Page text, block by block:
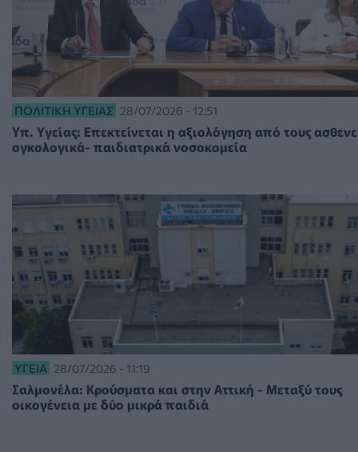
ΠΟΛΙΤΙΚΉ ΥΓΕΊΑΣ 28/07/2026 - 12:51
Υπ. Υγείας: Επεκτείνεται η αξιολόγηση από τους
ογκολογικά- παιδιατρικά νοσοκομεία
ΥΓΕΊΑ 28/07/2026 - 11:19
Σαλμονέλα: Κρούσματα και στην Αττική - Μεταξύ τους
οικογένεια με δύο μικρά παιδιά